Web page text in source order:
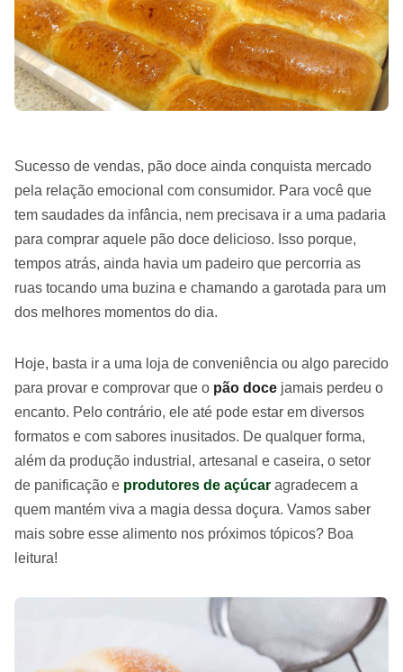
Sucesso de vendas, pão doce ainda conquista mercado
pela relação emocional com consumidor. Para você que
tem saudades da infância, nem precisava ir a uma padaria
para comprar aquele pão doce delicioso. Isso porque,
tempos atrás, ainda havia um padeiro que percorria as
ruas tocando uma buzina e chamando a garotada para um
dos melhores momentos do dia.
Hoje, basta ir a uma loja de conveniência ou algo parecido
para provar e comprovar que o pão doce jamais perdeu o
encanto. Pelo contrário, ele até pode estar em diversos
formatos e com sabores inusitados. De qualquer forma,
além da produção industrial, artesanal e caseira, o setor
de panificação e produtores de açúcar agradecem a
quem mantém viva a magia dessa doçura. Vamos saber
mais sobre esse alimento nos próximos tópicos? Boa
leitura!